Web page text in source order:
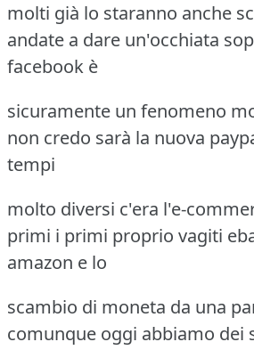
molti già lo staranno anche
andate a dare un'occhiata
facebook è
sicuramente un fenomeno
non credo sarà la nuova
tempi
molto diversi c'era l'e-
primi i primi proprio vagiti
amazon e lo
scambio di moneta da una
comunque oggi abbiamo dei